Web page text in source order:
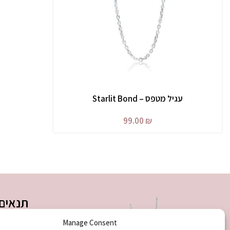
Manage Consent
בחר אפשרויותעגיל מטפס – Starlit Bond
99.00 ₪
תנאי